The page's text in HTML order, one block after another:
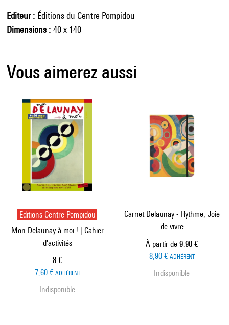
Editeur
Éditions du Centre Pompidou
Dimensions
40 x 140
Vous aimerez aussi
Editions Centre Pompidou
Mon Delaunay à moi ! | Cahier
d'activités
Prix ​​actuel
8 €
7,60 € ADHÉRENT
Indisponible
Carnet Delaunay - Rythme, Joie
de vivre
À partir de Prix ​​actuel
9,90 €
8,90 € ADHÉRENT
Indisponible